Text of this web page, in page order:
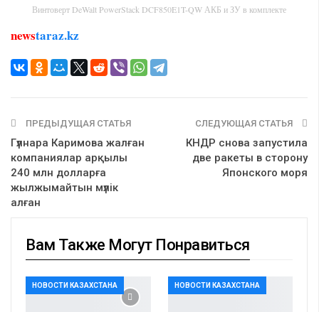
Винтоверт DeWalt PowerStack DCF850E1T-QW АКБ и ЗУ в комплекте
newstaraz.kz
ПРЕДЫДУЩАЯ СТАТЬЯ
Гүлнара Каримова жалған
компаниялар арқылы
240 млн долларға
жылжымайтын мүлік
алған
СЛЕДУЮЩАЯ СТАТЬЯ
КНДР снова запустила
две ракеты в сторону
Японского моря
Вам Также Могут Понравиться
НОВОСТИ КАЗАХСТАНА НОВОСТИ КАЗАХСТАНА